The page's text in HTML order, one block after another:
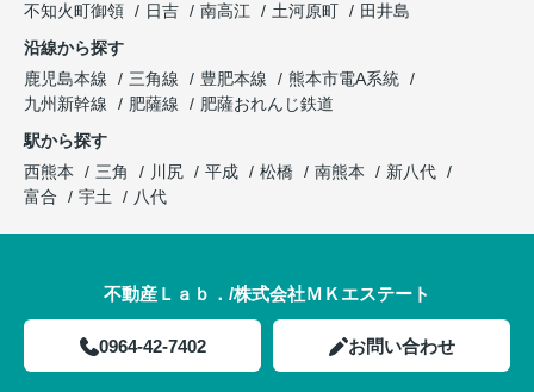
不知火町御領
日吉 南高江 土河原町
田井島
沿線から探す
鹿児島本線
三角線 豊肥本線
熊本市電A系統
九州新幹線
肥薩線
肥薩おれんじ鉄道
駅から探す
西熊本
三角 川尻 平成 松橋 南熊本
新八代
富合
宇土 八代
不動産Ｌａｂ．/株式会社ＭＫエステート
0964-42-7402 お問い合わせ